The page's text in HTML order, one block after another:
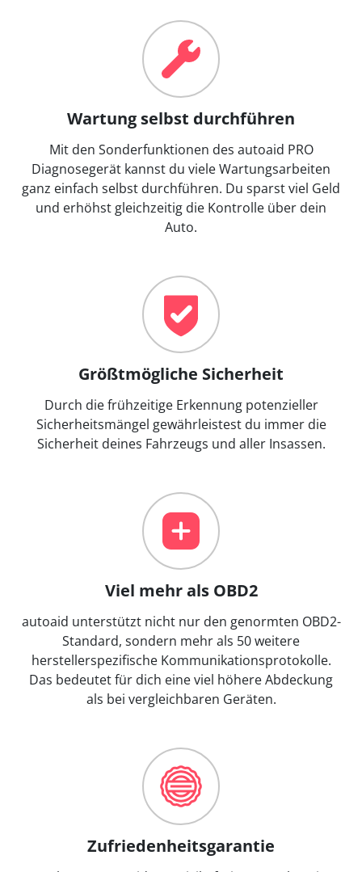
Wartung selbst durchführen
Mit den Sonderfunktionen des autoaid PRO
Diagnosegerät kannst du viele Wartungsarbeiten
ganz einfach selbst durchführen. Du sparst viel Geld
und erhöhst gleichzeitig die Kontrolle über dein
Auto.
Größtmögliche Sicherheit
Durch die frühzeitige Erkennung potenzieller
Sicherheitsmängel gewährleistest du immer die
Sicherheit deines Fahrzeugs und aller Insassen.
Viel mehr als OBD2
autoaid unterstützt nicht nur den genormten OBD2-
Standard, sondern mehr als 50 weitere
herstellerspezifische Kommunikationsprotokolle.
Das bedeutet für dich eine viel höhere Abdeckung
als bei vergleichbaren Geräten.
Zufriedenheitsgarantie